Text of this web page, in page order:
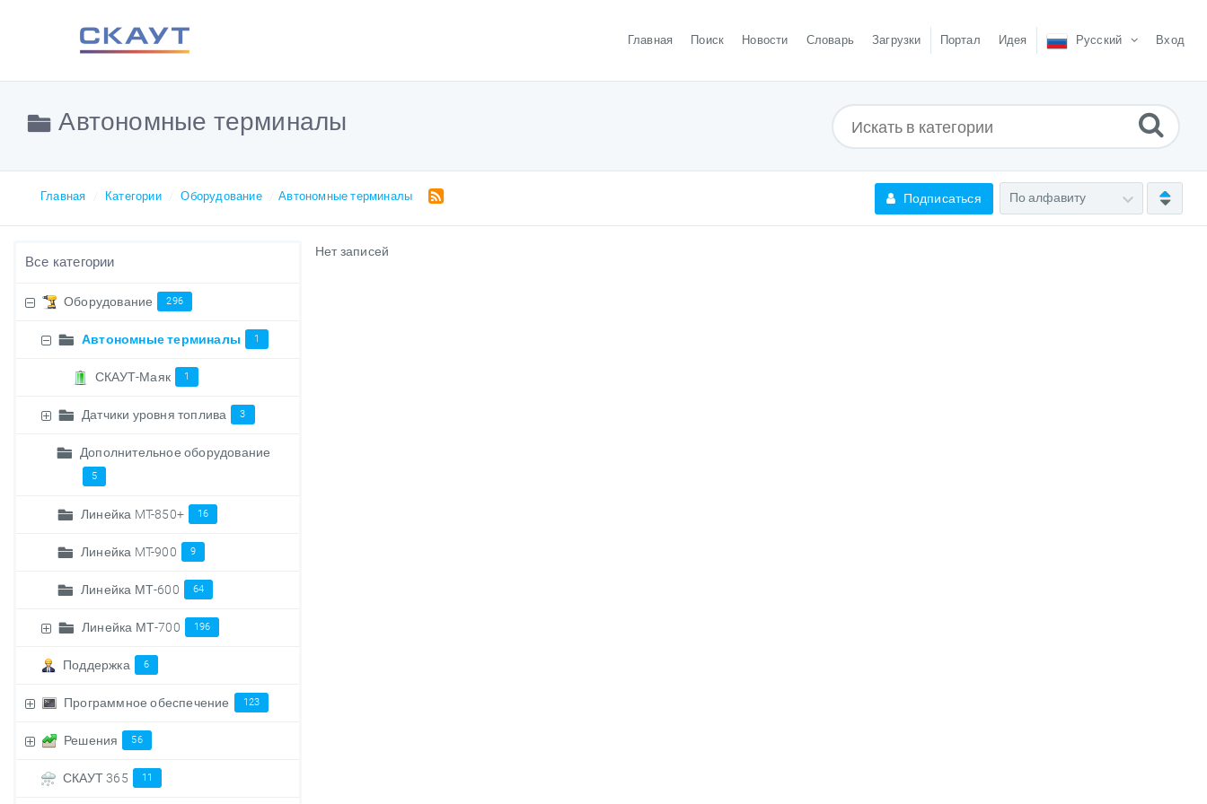
Главная Поиск Новости Словарь Загрузки Портал Идея Русский Вход
Автономные терминалы
Главная Категории Оборудование Автономные терминалы Подписаться
Все категории
Оборудование 296
Автономные терминалы 1
СКАУТ-Маяк 1
Датчики уровня топлива 3
Дополнительное оборудование
5
Линейка MT-850+ 16
Линейка MT-900 9
Линейка МТ-600 64
Линейка МТ-700 196
Поддержка 6
Программное обеспечение 123
Решения 56
СКАУТ 365 11
Нет записей